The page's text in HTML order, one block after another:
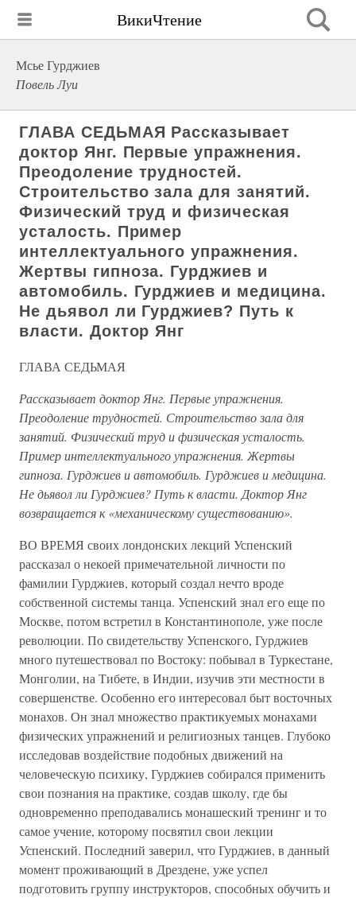
ВикиЧтение
Мсье Гурджиев
Повель Луи
ГЛАВА СЕДЬМАЯ Рассказывает
доктор Янг. Первые упражнения.
Преодоление трудностей.
Строительство зала для занятий.
Физический труд и физическая
усталость. Пример
интеллектуального упражнения.
Жертвы гипноза. Гурджиев и
автомобиль. Гурджиев и медицина.
Не дьявол ли Гурджиев? Путь к
власти. Доктор Янг
ГЛАВА СЕДЬМАЯ
Рассказывает доктор Янг. Первые упражнения.
Преодоление трудностей. Строительство зала для
занятий. Физический труд и физическая усталость.
Пример интеллектуального упражнения. Жертвы
гипноза. Гурджиев и автомобиль. Гурджиев и медицина.
Не дьявол ли Гурджиев? Путь к власти. Доктор Янг
возвращается к «механическому существованию».
ВО ВРЕМЯ своих лондонских лекций Успенский
рассказал о некоей примечательной личности по
фамилии Гурджиев, который создал нечто вроде
собственной системы танца. Успенский знал его еще по
Москве, потом встретил в Константинополе, уже после
революции. По свидетельству Успенского, Гурджиев
много путешествовал по Востоку: побывал в Туркестане,
Монголии, на Тибете, в Индии, изучив эти местности в
совершенстве. Особенно его интересовал быт восточных
монахов. Он знал множество практикуемых монахами
физических упражнений и религиозных танцев. Глубоко
исследовав воздействие подобных движений на
человеческую психику, Гурджиев собирался применить
свои познания на практике, создав школу, где бы
одновременно преподавались монашеский тренинг и то
самое учение, которому посвятил свои лекции
Успенский. Последний заверил, что Гурджиев, в данный
момент проживающий в Дрездене, уже успел
подготовить группу инструкторов, способных обучить и